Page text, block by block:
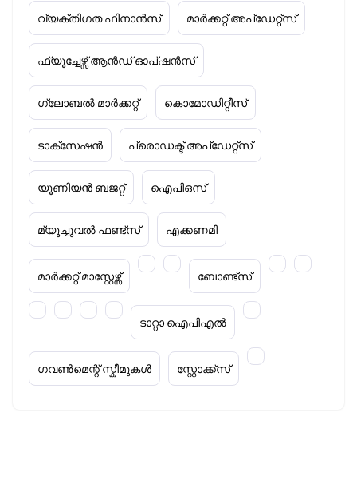
വ്യക്തിഗത ഫിനാൻസ് മാർക്കറ്റ് അപ്‌ഡേറ്റ്സ്
ഫ്യൂച്ചേഴ്സ് ആൻഡ് ഓപ്ഷൻസ്
ഗ്ലോബൽ മാർക്കറ്റ് കൊമോഡിറ്റീസ്
ടാക്‌സേഷൻ പ്രൊഡക്ട് അപ്‌ഡേറ്റ്സ്
യൂണിയൻ ബജറ്റ് ഐപിഒസ്
മ്യൂച്ചുവൽ ഫണ്ട്സ് എക്കണമി
മാർക്കറ്റ് മാസ്റ്റേഴ്സ് ബോണ്ട്സ്
ടാറ്റാ ഐപിഎൽ
ഗവൺമെന്റ് സ്കീമുകൾ സ്റ്റോക്ക്‌സ്